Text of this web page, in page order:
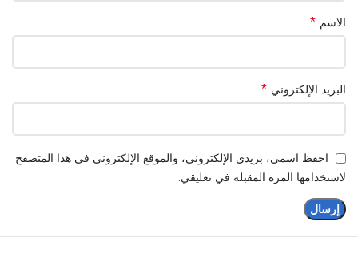
السرعة 6 سرعات + وظيفة نبض
اللون سيلفر
نظام الخلط كوكبي
الاسم *
البريد الإلكتروني *
احفظ اسمي، بريدي الإلكتروني، والموقع الإلكتروني في هذا المتصفح
لاستخدامها المرة المقبلة في تعليقي.